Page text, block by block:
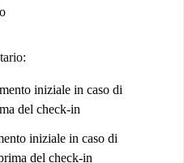
Pasta Gatow e Havelkrug
anche la gelateria Eisdiele si
iniziale in caso di
del check-in
iniziale in caso di
del check-in